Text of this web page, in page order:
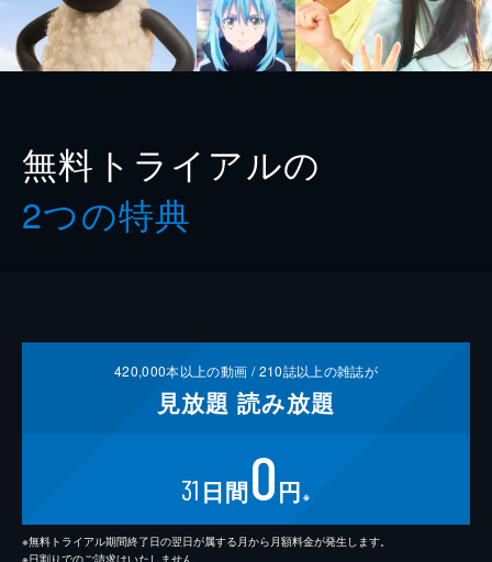
無料トライアルの
2つの特典
420,000本以上の動画 /210誌以上の雑誌が
見放題 読み放題
31 日間0円 ※
※無料トライアル期間終了日の翌日が属する月から月額料金が発生します。